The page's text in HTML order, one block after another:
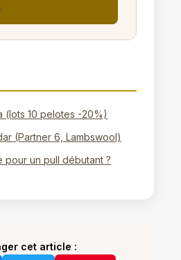
(lots 10 pelotes -20%)
(Partner 6, Lambswool)
pour un pull débutant ?
cet article :